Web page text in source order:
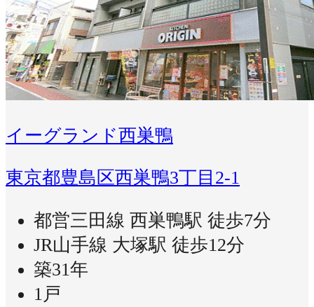
イーグランド西巣鴨
東京都豊島区西巣鴨3丁目2-1
都営三田線 西巣鴨駅 徒歩7分
JR山手線 大塚駅 徒歩12分
築31年
1戸